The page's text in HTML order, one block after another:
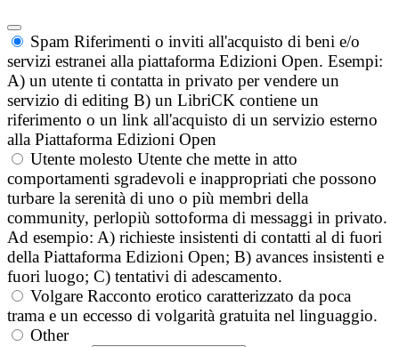
Spam Riferimenti o inviti all'acquisto di beni e/o
servizi estranei alla piattaforma Edizioni Open. Esempi:
A) un utente ti contatta in privato per vendere un
servizio di editing B) un LibriCK contiene un
riferimento o un link all'acquisto di un servizio esterno
alla Piattaforma Edizioni Open
Utente molesto Utente che mette in atto
comportamenti sgradevoli e inappropriati che possono
turbare la serenità di uno o più membri della
community, perlopiù sottoforma di messaggi in privato.
Ad esempio: A) richieste insistenti di contatti al di fuori
della Piattaforma Edizioni Open; B) avances insistenti e
fuori luogo; C) tentativi di adescamento.
Volgare Racconto erotico caratterizzato da poca
trama e un eccesso di volgarità gratuita nel linguaggio.
Other